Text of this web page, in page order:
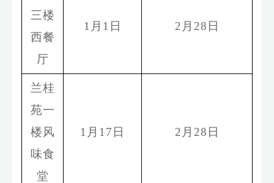
三楼
西餐
厅
1 月 1 日 2 月 28 日
兰桂
苑一
楼风
味食
堂
1 月 17 日 2 月 28 日